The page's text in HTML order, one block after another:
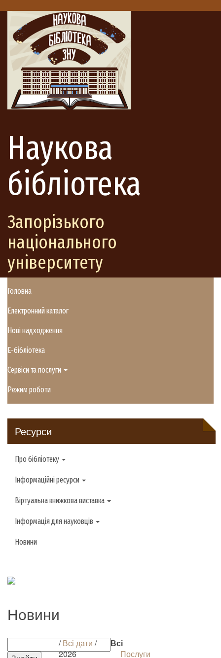
Наукова
бібліотека
Запорізького
національного
університету
Головна
Електронний каталог
Нові надходження
E-бібліотека
Сервіси та послуги
Режим роботи
Ресурси
Про бібліотеку
Інформаційні ресурси
Віртуальна книжкова виставка
Інформація для науковців
Новини
Новини
/Всі дати /
2026
Всі
Послуги